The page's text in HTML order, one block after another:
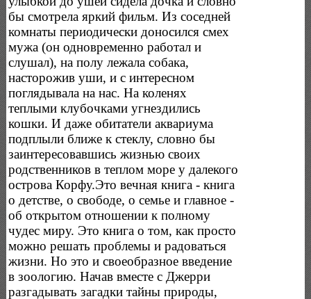
бы смотрела яркий фильм. Из соседней
комнаты периодически доносился смех
мужа (он одновременно работал и
слушал), на полу лежала собака,
насторожив уши, и с интересном
поглядывала на нас. На коленях
теплыми клубочками угнездились
кошки. И даже обитатели аквариума
подплыли ближе к стеклу, словно бы
заинтересовавшись жизнью своих
родственников в теплом море у далекого
острова Корфу.Это вечная книга - книга
о детстве, о свободе, о семье и главное -
об открытом отношении к полному
чудес миру. Это книга о том, как просто
можно решать проблемы и радоваться
жизни. Но это и своеобразное введение
в зоологию. Начав вместе с Джерри
разгадывать загадки тайны природы,